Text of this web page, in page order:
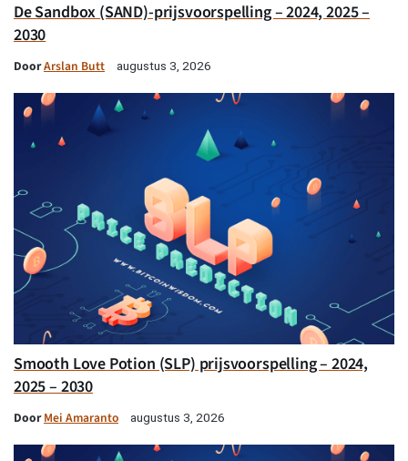
De Sandbox (SAND)-prijsvoorspelling – 2024, 2025 –
2030
DoorArslan Butt augustus 3, 2026
Smooth Love Potion (SLP) prijsvoorspelling – 2024,
2025 – 2030
DoorMei Amaranto augustus 3, 2026